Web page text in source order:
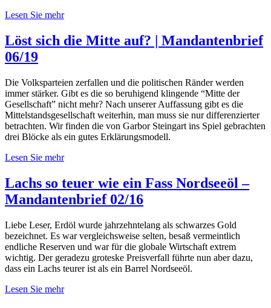
Lesen Sie mehr
Löst sich die Mitte auf? | Mandantenbrief
06/19
Die Volksparteien zerfallen und die politischen Ränder werden
immer stärker. Gibt es die so beruhigend klingende “Mitte der
Gesellschaft” nicht mehr? Nach unserer Auffassung gibt es die
Mittelstandsgesellschaft weiterhin, man muss sie nur differenzierter
betrachten. Wir finden die von Garbor Steingart ins Spiel gebrachten
drei Blöcke als ein gutes Erklärungsmodell.
Lesen Sie mehr
Lachs so teuer wie ein Fass Nordseeöl –
Mandantenbrief 02/16
Liebe Leser, Erdöl wurde jahrzehntelang als schwarzes Gold
bezeichnet. Es war vergleichsweise selten, besaß vermeintlich
endliche Reserven und war für die globale Wirtschaft extrem
wichtig. Der geradezu groteske Preisverfall führte nun aber dazu,
dass ein Lachs teurer ist als ein Barrel Nordseeöl.
Lesen Sie mehr